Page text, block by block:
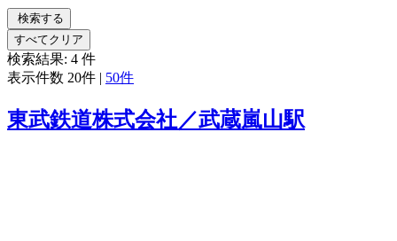
検索する
すべてクリア
検索結果: 4 件
表示件数 20件 | 50件
東武鉄道株式会社／武蔵嵐山駅